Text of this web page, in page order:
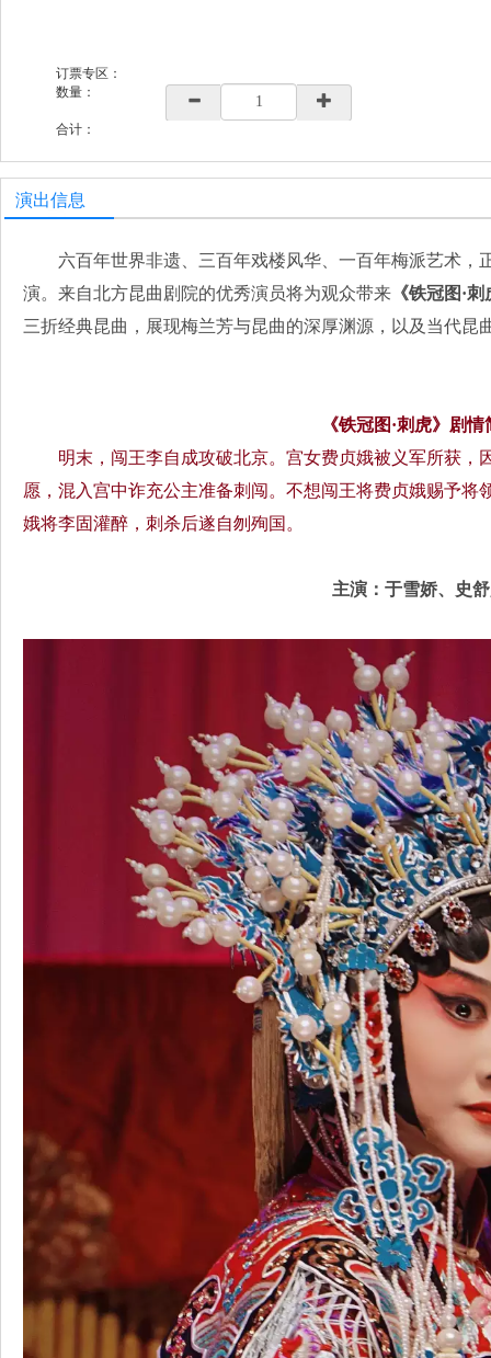
订票专区：
数量：
合计：
演出信息
六百年世界非遗、三百年戏楼风华、一百年梅派艺术，
演。来自北方昆曲剧院的优秀演员将为观众带来 《铁冠图·
三折经典昆曲，展现梅兰芳与昆曲的深厚渊源，以及当代昆
《铁冠图·刺虎》剧情
明末，闯王李自成攻破北京。宫女费贞娥被义军所获，
愿，混入宫中诈充公主准备刺闯。不想闯王将费贞娥赐予将
娥将李固灌醉，刺杀后遂自刎殉国。
主演：于雪娇、史